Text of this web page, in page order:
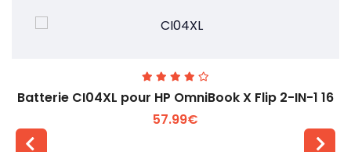
Batterie CI04XL pour HP OmniBook X Flip 2-IN-1 16
57.99€